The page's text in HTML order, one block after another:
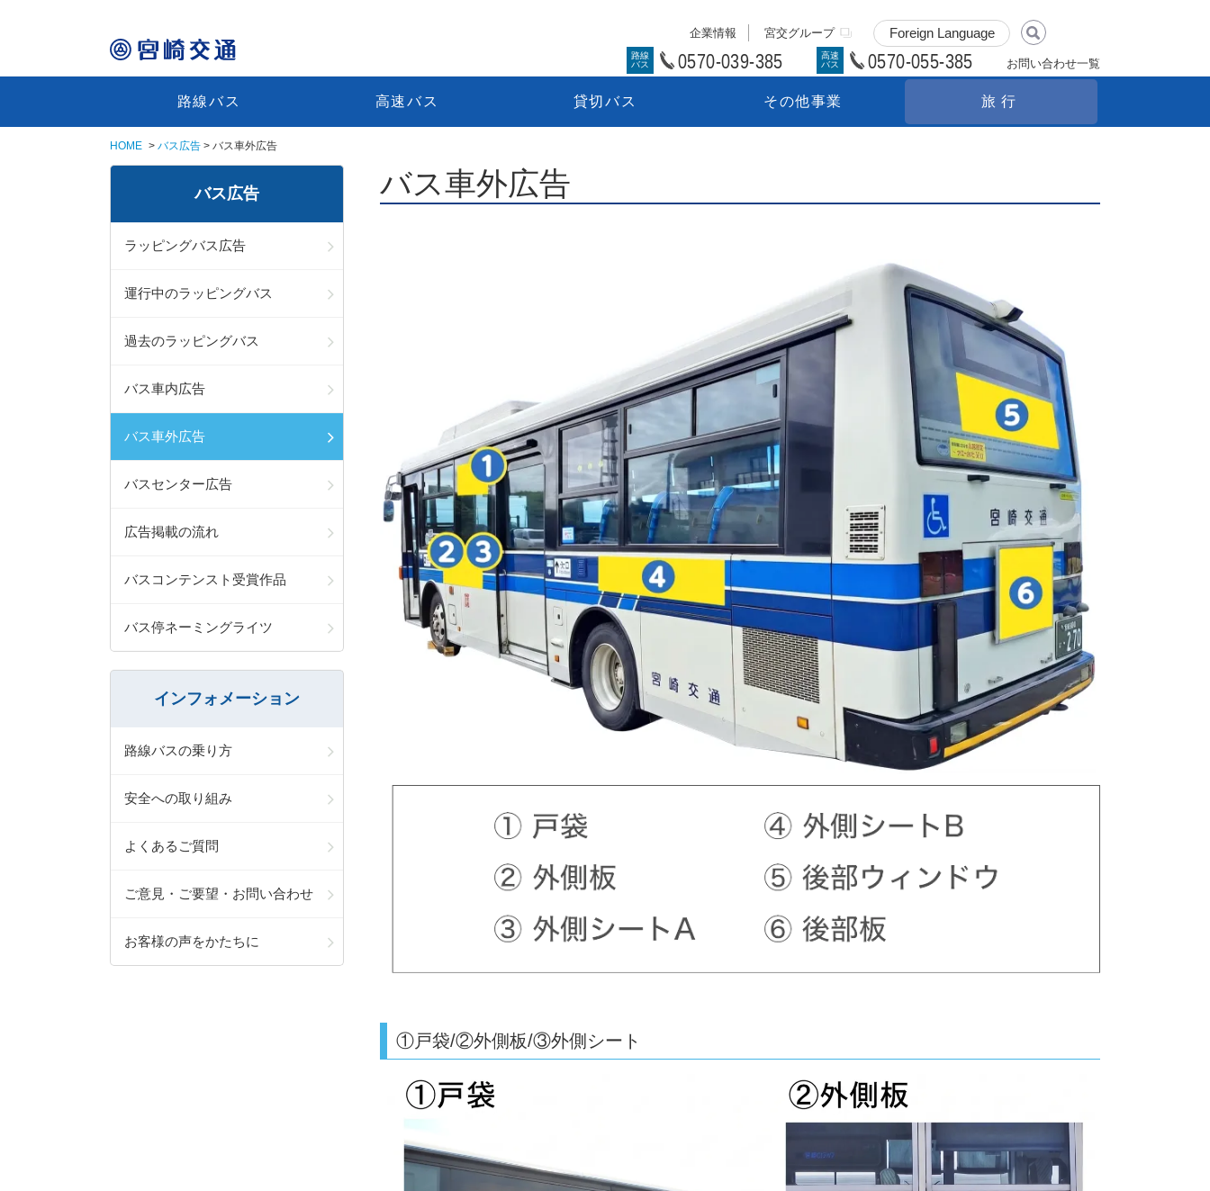
企業情報 宮交グループ
路線
バス
0570-039-385
高速
バス
0570-055-385 お問い合わせ一覧
路線バス 高速バス 貸切バス その他事業 旅行
HOME バス広告 バス車外広告
バス車外広告
①戸袋/②外側板/③外側シート
バス広告
ラッピングバス広告
運行中のラッピングバス
過去のラッピングバス
バス車内広告
バス車外広告
バスセンター広告
広告掲載の流れ
バスコンテンスト受賞作品
バス停ネーミングライツ
インフォメーション
路線バスの乗り方
安全への取り組み
よくあるご質問
ご意見・ご要望・お問い合わせ
お客様の声をかたちに